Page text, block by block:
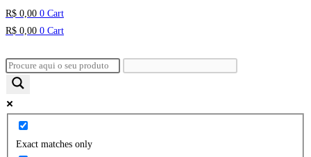
R$ 0,00 0 Cart
R$ 0,00 0 Cart
Exact matches only